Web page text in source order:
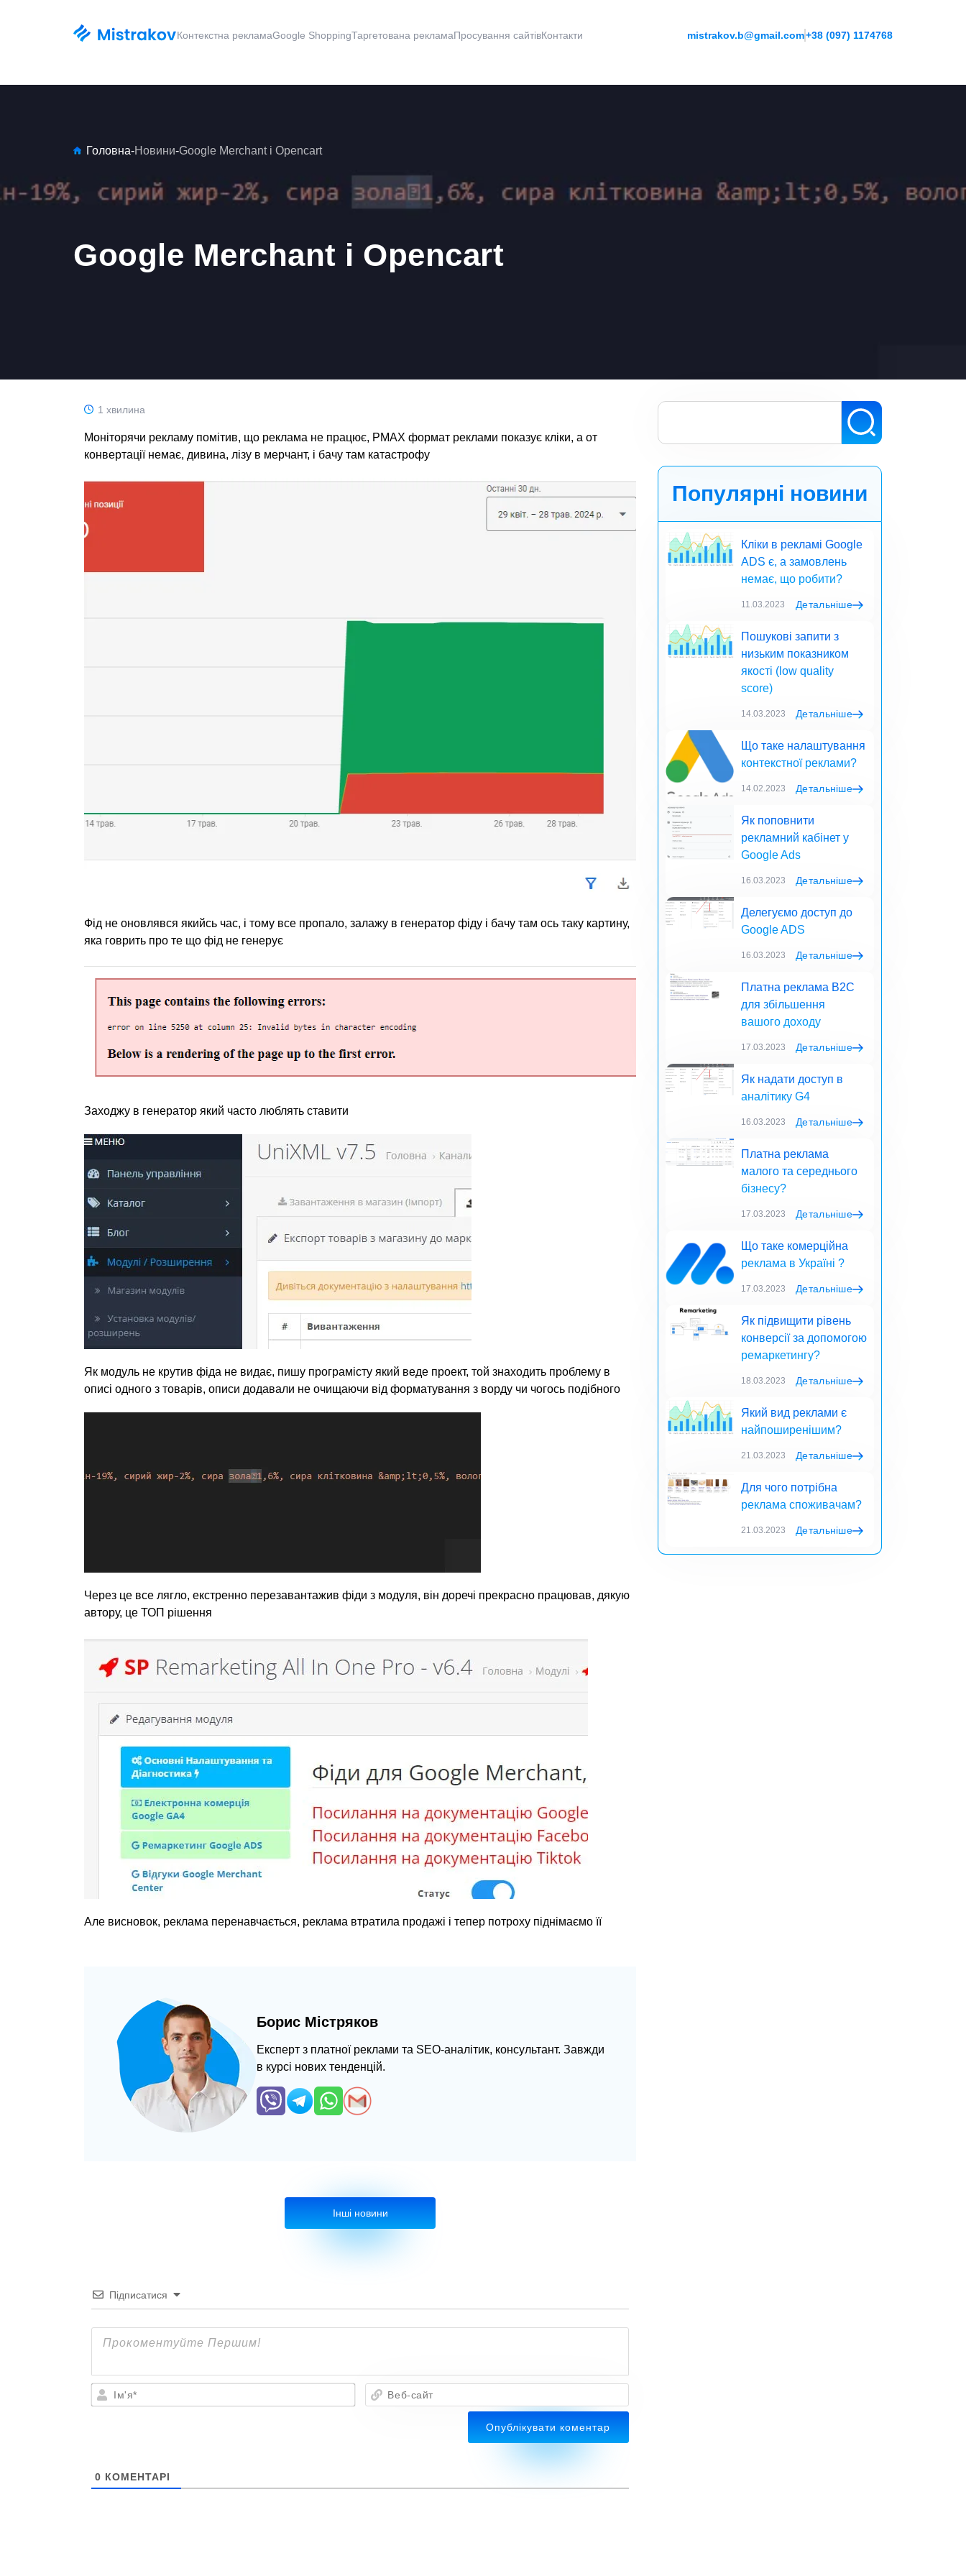
Контекстна рекламаGoogle ShoppingТаргетована рекламаПросування сайтівКонтакти mistrakov.b@gmail.com+38 (097) 1174768
Головна-Новини-Google Merchant і Opencart
Google Merchant і Opencart
1 хвилина
Моніторячи рекламу помітив, що реклама не працює, PMAX формат реклами показує кліки, а от
конвертації немає, дивина, лізу в мерчант, і бачу там катастрофу
Фід не оновлявся якийсь час, і тому все пропало, залажу в генератор фіду і бачу там ось таку картину,
яка говрить про те що фід не генерує
Заходжу в генератор який часто люблять ставити
Як модуль не крутив фіда не видає, пишу програмісту який веде проект, той знаходить проблему в
описі одного з товарів, описи додавали не очищаючи від форматування з ворду чи чогось подібного
Через це все лягло, екстренно перезавантажив фіди з модуля, він доречі прекрасно працював, дякую
автору, це ТОП рішення
Але висновок, реклама перенавчається, реклама втратила продажі і тепер потроху піднімаємо її
Борис Містряков
Експерт з платної реклами та SEO-аналітик, консультант. Завжди
в курсі нових тенденцій.
Інші новини
Підписатися
0 КОМЕНТАРІ
Популярні новини
Кліки в рекламі Google
ADS є, а замовлень
немає, що робити?
11.03.2023 Детальніше
Пошукові запити з
низьким показником
якості (low quality
score)
14.03.2023 Детальніше
Що таке налаштування
контекстної реклами?
14.02.2023 Детальніше
Як поповнити
рекламний кабінет у
Google Ads
16.03.2023 Детальніше
Делегуємо доступ до
Google ADS
16.03.2023 Детальніше
Платна реклама B2C
для збільшення
вашого доходу
17.03.2023 Детальніше
Як надати доступ в
аналітику G4
16.03.2023 Детальніше
Платна реклама
малого та середнього
бізнесу?
17.03.2023 Детальніше
Що таке комерційна
реклама в Україні ?
17.03.2023 Детальніше
Як підвищити рівень
конверсії за допомогою
ремаркетингу?
18.03.2023 Детальніше
Який вид реклами є
найпоширенішим?
21.03.2023 Детальніше
Для чого потрібна
реклама споживачам?
21.03.2023 Детальніше